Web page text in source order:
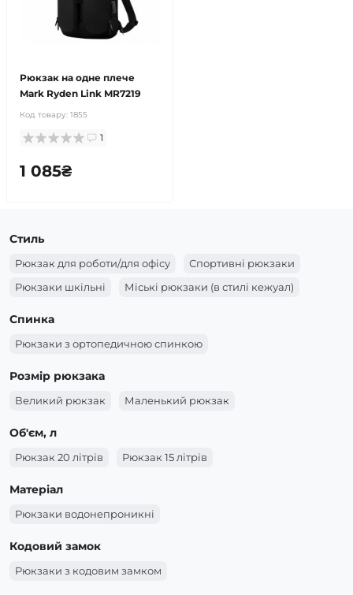
Рюкзак на одне плече
Mark Ryden Link MR7219
Код товару: 1855
1
1 085₴
Стиль
Рюкзак для роботи/для офісу
Спортивні рюкзаки
Рюкзаки шкільні
Міські рюкзаки (в стилі кежуал)
Спинка
Рюкзаки з ортопедичною спинкою
Розмір рюкзака
Великий рюкзак Маленький рюкзак
Об'єм, л
Рюкзак 20 літрів Рюкзак 15 літрів
Матеріал
Рюкзаки водонепроникні
Кодовий замок
Рюкзаки з кодовим замком